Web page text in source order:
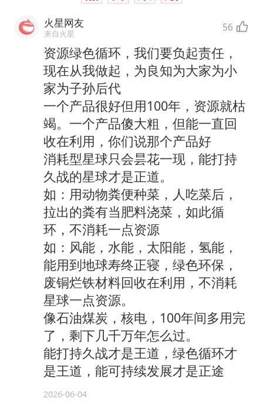
火星网友
来自火星 56
资源绿色循环，我们要负起责任，
现在从我做起，为良知为大家为小
家为子孙后代
一个产品很好但用100年，资源就枯
竭。一个产品傻大粗，但能一直回
收在利用，你们说那个产品好
消耗型星球只会昙花一现，能打持
久战的星球才是正道。
如：用动物粪便种菜，人吃菜后，
拉出的粪有当肥料浇菜，如此循
环，不消耗一点资源
如：风能，水能，太阳能，氢能，
能用到地球寿终正寝，绿色环保，
废铜烂铁材料回收在利用，不消耗
星球一点资源。
像石油煤炭，核电，100年间多用完
了，剩下几千万年怎么过。
能打持久战才是王道，绿色循环才
是王道，能可持续发展才是正途
2026-06-04